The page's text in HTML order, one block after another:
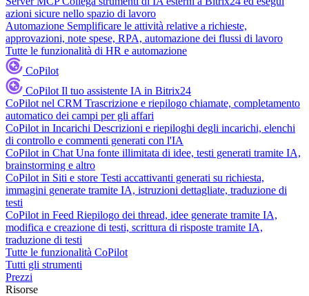
azioni sicure nello spazio di lavoro
Automazione Semplificare le attività relative a richieste,
approvazioni, note spese, RPA, automazione dei flussi di lavoro
Tutte le funzionalità di HR e automazione
CoPilot
CoPilot Il tuo assistente IA in Bitrix24
CoPilot nel CRM Trascrizione e riepilogo chiamate, completamento
automatico dei campi per gli affari
CoPilot in Incarichi Descrizioni e riepiloghi degli incarichi, elenchi
di controllo e commenti generati con l'IA
CoPilot in Chat Una fonte illimitata di idee, testi generati tramite IA,
brainstorming e altro
CoPilot in Siti e store Testi accattivanti generati su richiesta,
immagini generate tramite IA, istruzioni dettagliate, traduzione di
testi
CoPilot in Feed Riepilogo dei thread, idee generate tramite IA,
modifica e creazione di testi, scrittura di risposte tramite IA,
traduzione di testi
Tutte le funzionalità CoPilot
Tutti gli strumenti
Prezzi
Risorse